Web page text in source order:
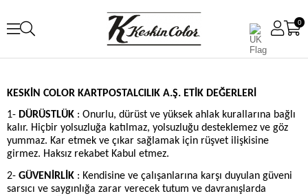
0
KESKİN COLOR KARTPOSTALCILIK A.Ş. ETİK DEĞERLERİ
1- DÜRÜSTLÜK : Onurlu, dürüst ve yüksek ahlak kurallarına bağlı
kalır. Hiçbir yolsuzluğa katılmaz, yolsuzluğu desteklemez ve göz
yummaz. Kar etmek ve çıkar sağlamak için rüşvet ilişkisine
girmez. Haksız rekabet Kabul etmez.
2- GÜVENİRLİK : Kendisine ve çalışanlarına karşı duyulan güveni
sarsıcı ve saygınlığa zarar verecek tutum ve davranışlarda